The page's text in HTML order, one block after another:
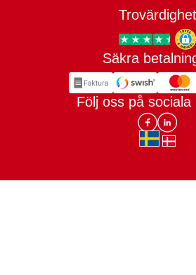
Trovärdighet
Säkra
Följ oss på sociala
Lomax
sv-SEda-DK